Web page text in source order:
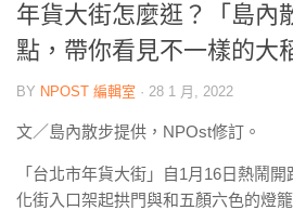
年貨大街怎麼逛？「島內
點，帶你看見不一樣的大
BY NPOST 編輯室 · 28 1 月, 2022
文／島內散步提供，NPOst修訂。
「台北市年貨大街」自1月16日熱鬧
化街入口架起拱門與和五顏六色的燈